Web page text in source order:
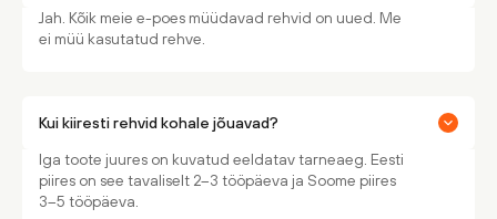
Jah. Kõik meie e-poes müüdavad rehvid on uued. Me
ei müü kasutatud rehve.
Kui kiiresti rehvid kohale jõuavad?
Iga toote juures on kuvatud eeldatav tarneaeg. Eesti
piires on see tavaliselt 2–3 tööpäeva ja Soome piires
3–5 tööpäeva.